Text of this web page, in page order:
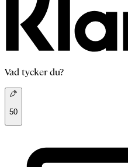
Vad tycker du?
50